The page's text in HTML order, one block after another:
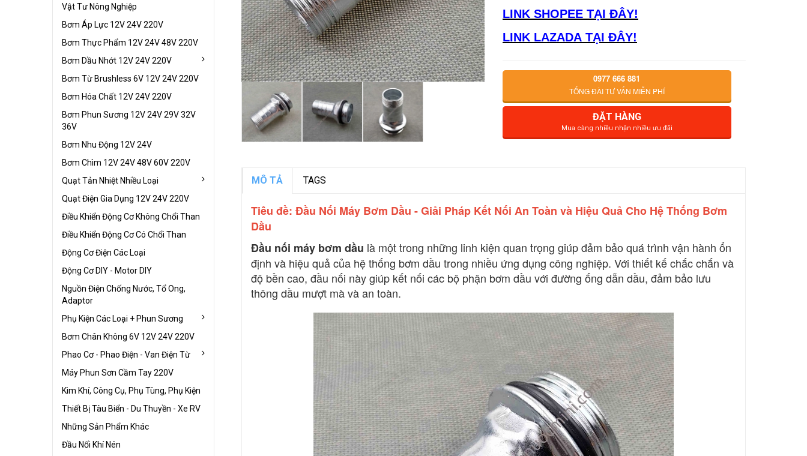
Vật Tư Nông Nghiệp
Bơm Áp Lực 12V 24V 220V
Bơm Thực Phẩm 12V 24V 48V 220V
Bơm Dầu Nhớt 12V 24V 220V
Bơm Từ Brushless 6V 12V 24V 220V
Bơm Hóa Chất 12V 24V 220V
Bơm Phun Sương 12V 24V 29V 32V
36V
Bơm Nhu Động 12V 24V
Bơm Chìm 12V 24V 48V 60V 220V
Quạt Tản Nhiệt Nhiều Loại
Quạt Điện Gia Dụng 12V 24V 220V
Điều Khiển Động Cơ Không Chổi Than
Điều Khiển Động Cơ Có Chổi Than
Động Cơ Điện Các Loại
Động Cơ DIY - Motor DIY
Nguồn Điện Chống Nước, Tổ Ong,
Adaptor
Phụ Kiện Các Loại + Phun Sương
Bơm Chân Không 6V 12V 24V 220V
Phao Cơ - Phao Điện - Van Điện Từ
Máy Phun Sơn Cầm Tay 220V
Kim Khí, Công Cụ, Phụ Tùng, Phụ Kiện
Thiết Bị Tàu Biển - Du Thuyền - Xe RV
Những Sản Phẩm Khác
Đầu Nối Khí Nén
LINK SHOPEE TẠI ĐÂY!
LINK LAZADA TẠI ĐÂY!
0977 666 881
TỔNG ĐÀI TƯ VẤN MIỄN PHÍ
ĐẶT HÀNG
Mua càng nhiều nhận nhiều ưu đãi
MÔ TẢ TAGS
Tiêu đề: Đầu Nối Máy Bơm Dầu - Giải Pháp Kết Nối An Toàn và Hiệu Quả Cho Hệ Thống Bơm
Dầu
Đầu nối máy bơm dầu là một trong những linh kiện quan trọng giúp đảm bảo quá trình vận hành ổn
định và hiệu quả của hệ thống bơm dầu trong nhiều ứng dụng công nghiệp. Với thiết kế chắc chắn và
độ bền cao, đầu nối này giúp kết nối các bộ phận bơm dầu với đường ống dẫn dầu, đảm bảo lưu
thông dầu mượt mà và an toàn.